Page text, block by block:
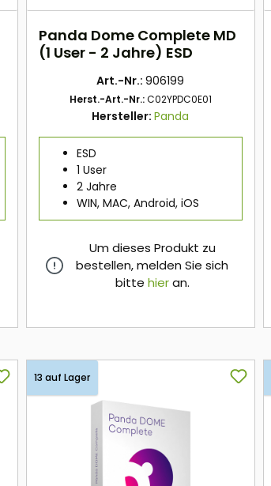
Panda Dome Complete MD
(1 User - 2 Jahre) ESD
Art.-Nr.:906199
Herst.-Art.-Nr.:C02YPDC0E01
Hersteller:Panda
ESD
1 User
2 Jahre
WIN, MAC, Android, iOS
Um dieses Produkt zu
bestellen, melden Sie sich
bitte hieran.
13 auf Lager